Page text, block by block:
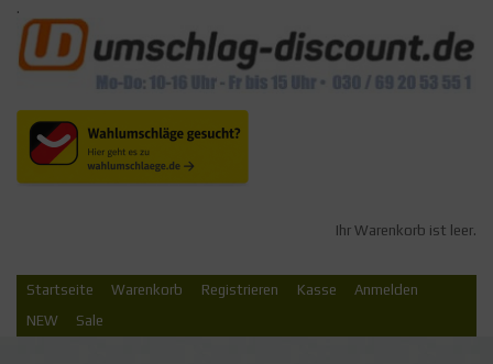
.
Ihr Warenkorb ist leer.
Startseite Warenkorb Registrieren Kasse
Anmelden
NEW
Sale